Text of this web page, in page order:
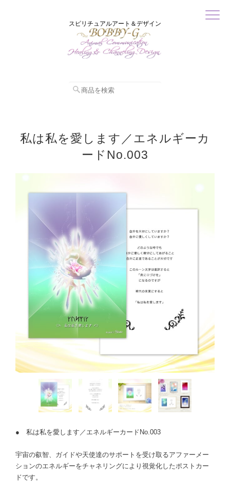
スピリチュアルアート＆デザイン
私は私を愛します／エネルギーカ
ードNo.003
● 私は私を愛します／エネルギーカードNo.003
宇宙の叡智、ガイドや天使達のサポートを受け取るアファーメー
ションのエネルギーをチャネリングにより視覚化したポストカー
ドです。